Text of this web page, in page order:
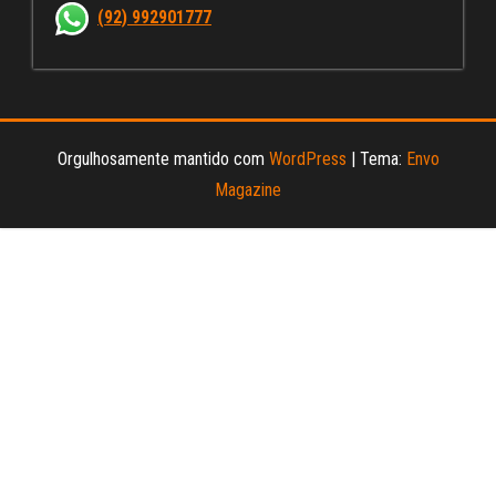
nn
(92) 992901777
Orgulhosamente mantido com WordPress | Tema: Envo
Magazine